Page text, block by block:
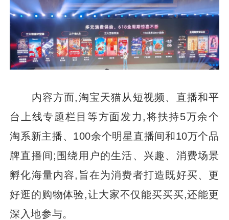
内容方面,淘宝天猫从短视频、直播和平
台上线专题栏目等方面发力,将扶持5万余个
淘系新主播、100余个明星直播间和10万个品
牌直播间;围绕用户的生活、兴趣、消费场景
孵化海量内容,旨在为消费者打造既好买、更
好逛的购物体验,让大家不仅能买买买,还能更
深入地参与。